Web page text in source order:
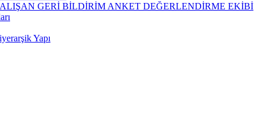
GERİ BİLDİRİM ANKET DEĞERLENDİRME EKİBİ
Yapı